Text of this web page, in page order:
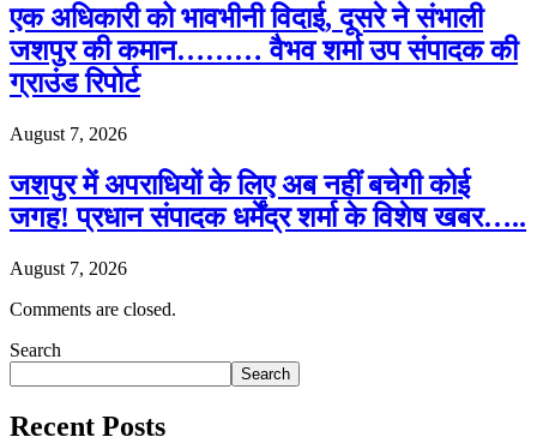
एक अधिकारी को भावभीनी विदाई, दूसरे ने संभाली
जशपुर की कमान……… वैभव शर्मा उप संपादक की
ग्राउंड रिपोर्ट
August 7, 2026
जशपुर में अपराधियों के लिए अब नहीं बचेगी कोई
जगह! प्रधान संपादक धर्मेंद्र शर्मा के विशेष खबर…..
August 7, 2026
Comments are closed.
Search
Search
Recent Posts